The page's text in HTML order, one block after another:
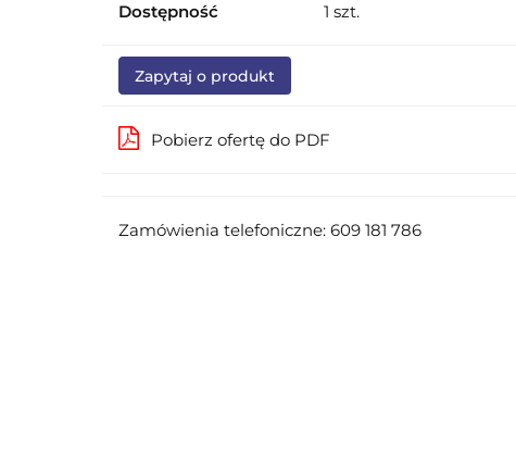
Dostępność 1 szt.
Zapytaj o produkt
Pobierz ofertę do PDF
Zamówienia telefoniczne: 609 181 786